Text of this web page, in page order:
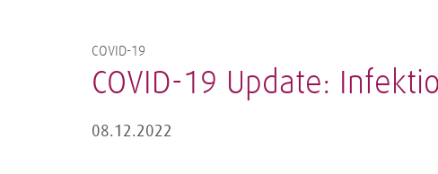
COVID-19
COVID-19 Update:
08.12.2022